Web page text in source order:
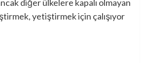
diğer ülkelere kapalı olmayan
yetiştirmek için çalışıyor